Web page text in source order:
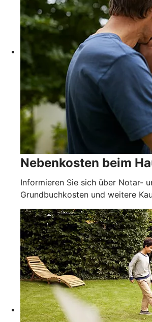
Nebenkosten beim
Informieren Sie sich über Notar-
Grundbuchkosten und weitere